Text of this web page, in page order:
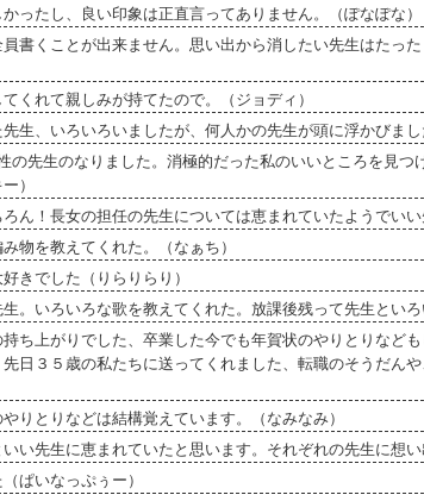
ったし、良い印象は正直言ってありません。（ぽなぽな）
書くことが出来ません。思い出から消したい先生はたっ
くれて親しみが持てたので。（ジョディ）
生、いろいろいましたが、何人かの先生が頭に浮かびまし
の先生のなりました。消極的だった私のいいところを見
）
ん！長女の担任の先生については恵まれていたようでい
物を教えてくれた。（なぁち）
きでした（りらりらり）
。いろいろな歌を教えてくれた。放課後残って先生とい
ち上がりでした、卒業した今でも年賀状のやりとりなど
日３５歳の私たちに送ってくれました、転職のそうだん
りとりなどは結構覚えています。（なみなみ）
い先生に恵まれていたと思います。それぞれの先生に想
ぱいなっぷぅー）